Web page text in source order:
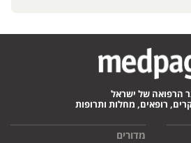
הרפואה של ישראל
רופאים, מחלות ותרופות
מדורים